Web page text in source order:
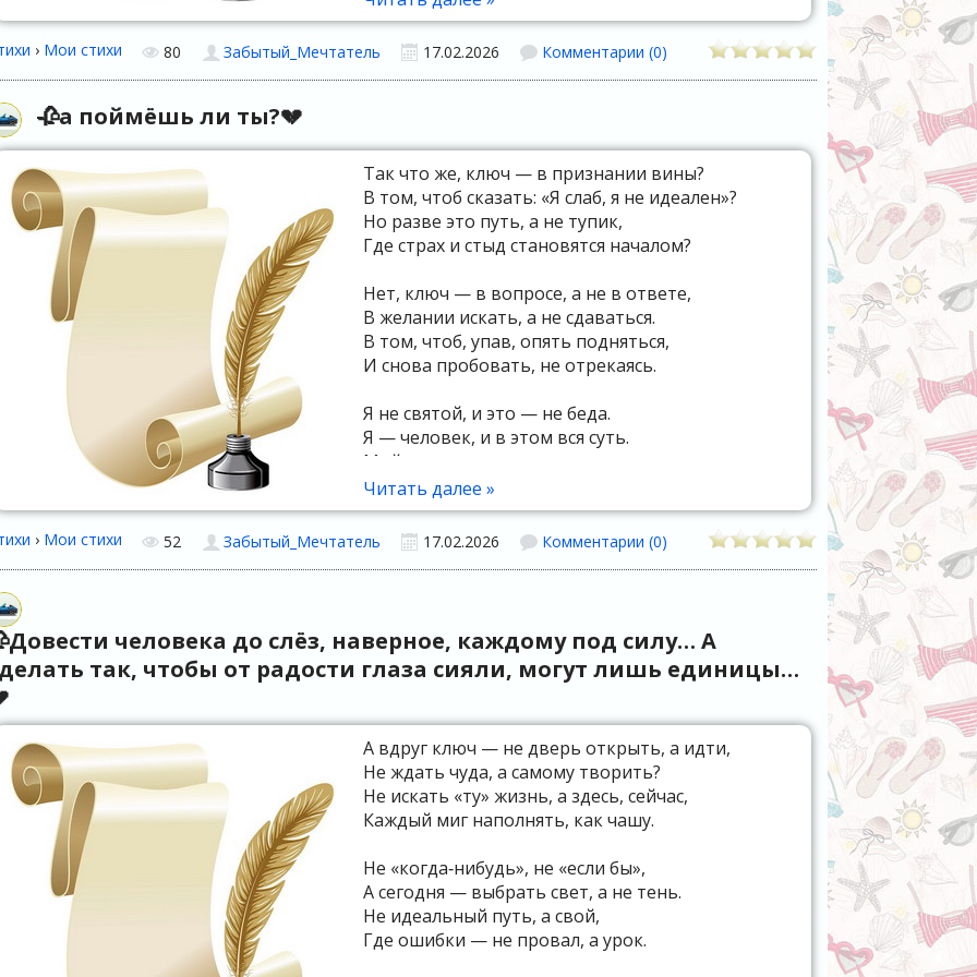
Ненавижу себя за то,
Что я такой слабый.
› Мои стихи 80 Забытый_Мечтатель 17.02.2026 Комментарии (0)
🥀а поймёшь ли ты?💔
Так что же, ключ — в признании вины?
В том, чтоб сказать: «Я слаб, я не идеален»?
Но разве это путь, а не тупик,
Где страх и стыд становятся началом?
Нет, ключ — в вопросе, а не в ответе,
В желании искать, а не сдаваться.
В том, чтоб, упав, опять подняться,
И снова пробовать, не отрекаясь.
Я не святой, и это — не беда.
Я — человек, и в этом вся суть.
Мой ключ — не чудо, не звезда,
А право делать шаг, хоть ст
Читать далее »
› Мои стихи 52 Забытый_Мечтатель 17.02.2026 Комментарии (0)
человека до слёз, наверное, каждому под силу… А
так, чтобы от радости глаза сияли, могут лишь единицы…
А вдруг ключ — не дверь открыть, а идти,
Не ждать чуда, а самому творить?
Не искать «ту» жизнь, а здесь, сейчас,
Каждый миг наполнять, как чашу.
Не «когда‑нибудь», не «если бы»,
А сегодня — выбрать свет, а не тень.
Не идеальный путь, а свой,
Где ошибки — не провал, а урок.